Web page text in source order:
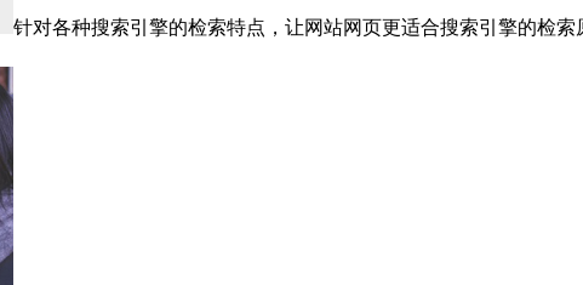
针对各种搜索引擎的检索特点，让网站网页更适合搜索引擎的检